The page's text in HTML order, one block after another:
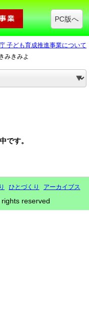
PC版へ
子ども育成推進事業について
みきみよ
です。
ひとづくり アーカイブス
reserved